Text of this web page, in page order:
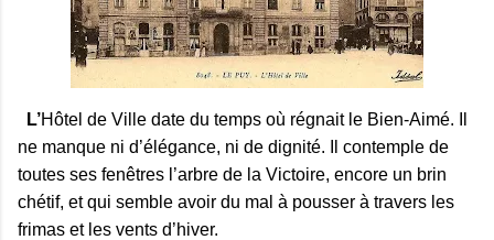
L’Hôtel de Ville date du temps où régnait le Bien-Aimé. Il
ne manque ni d’élégance, ni de dignité. Il contemple de
toutes ses fenêtres l’arbre de la Victoire, encore un brin
chétif, et qui semble avoir du mal à pousser à travers les
frimas et les vents d’hiver.